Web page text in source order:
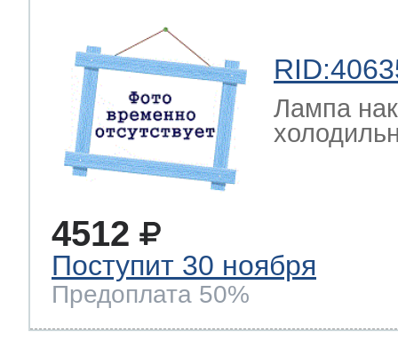
Лампа
4512
Поступит 30 ноября
Предоплата 50%